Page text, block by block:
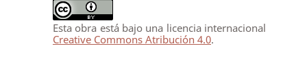
Esta obra está bajo una licencia internacional
Creative Commons Atribución 4.0.